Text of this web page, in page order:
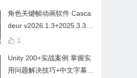
角色关键帧动画软件 Casca
deur v2026.1.3+2025.3.3
Win/Mac+中文字幕教程
1
Unity 200+实战案例 掌握实
用问题解决技巧+中文字幕 L